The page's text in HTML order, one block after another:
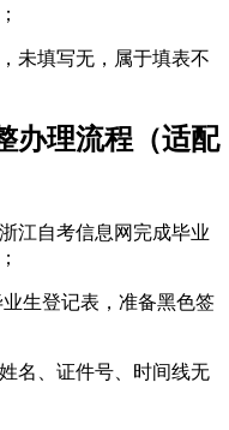
未填写无，属于填表不
办理流程（适配
江自考信息网完成毕业
生登记表，准备黑色签
名、证件号、时间线无